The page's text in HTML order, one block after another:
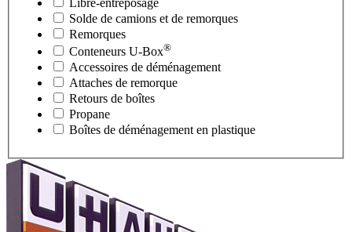
Solde de camions et de remorques
Remorques
Conteneurs U-Box®
Accessoires de déménagement
Attaches de remorque
Retours de boîtes
Propane
Boîtes de déménagement en plastique